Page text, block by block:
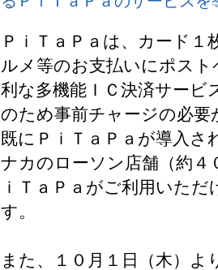
ＰｉＴａＰａは、カード
ルメ等のお支払いにポス
利な多機能ＩＣ決済サービ
のため事前チャージの必
既にＰｉＴａＰａが導入さ
ナカのローソン店舗（約４
ｉＴａＰａがご利用いた
す。
また、１０月１日（木）よ